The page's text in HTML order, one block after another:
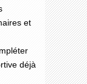
et
déjà